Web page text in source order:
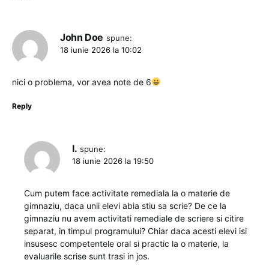
John Doe spune:
18 iunie 2026 la 10:02
nici o problema, vor avea note de 6
Reply
I. spune:
18 iunie 2026 la 19:50
Cum putem face activitate remediala la o materie de
gimnaziu, daca unii elevi abia stiu sa scrie? De ce la
gimnaziu nu avem activitati remediale de scriere si citire
separat, in timpul programului? Chiar daca acesti elevi isi
insusesc competentele oral si practic la o materie, la
evaluarile scrise sunt trasi in jos.